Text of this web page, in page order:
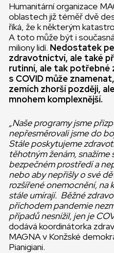
Humanitární organizace
oblastech již téměř dvě
říká, že k některým
A toto může být i
miliony lidí. Nedostatek
zdravotnictví, ale také
rutinní, ale tak potřebné
s COVID může
zemích zhorší později,
mnohem komplexnější.
„Naše programy jsme
nepřesměrovali jsme do
Stále poskytujeme
těhotným ženám, snažíme
bezpečném prostředí a
nebo aby nepřišly o své
rozšířené onemocnění, na
stále umírají. Běžné
příchodem pandemie
případů nesnížil, jen je
dodává koordinátorka
MAGNA v Konžské
Pianigiani.